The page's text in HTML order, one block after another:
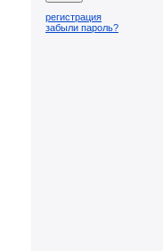
регистрация
забыли пароль?